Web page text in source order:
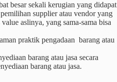
besar sekali kerugian yang didapat
supplier atau vendor yang
aslinya, yang sama-sama bisa
praktik pengadaan barang atau
barang atau jasa secara
barang atau jasa.